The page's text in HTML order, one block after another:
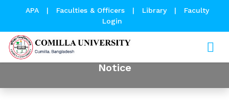
APA | Faculties & Officers | Library |
Faculty
Login
Notice